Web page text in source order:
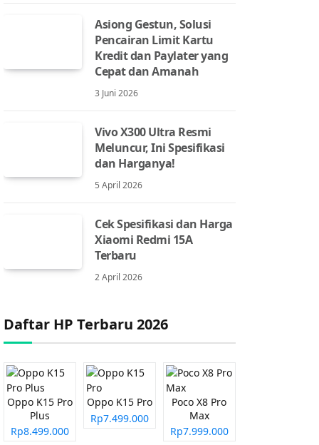
Asiong Gestun, Solusi
Pencairan Limit Kartu
Kredit dan Paylater yang
Cepat dan Amanah
3 Juni 2026
Vivo X300 Ultra Resmi
Meluncur, Ini Spesifikasi
dan Harganya!
5 April 2026
Cek Spesifikasi dan Harga
Xiaomi Redmi 15A
Terbaru
2 April 2026
Daftar HP Terbaru 2026
Oppo K15 Pro
Plus
Rp8.499.000
Oppo K15 Pro
Rp7.499.000
Poco X8 Pro
Max
Rp7.999.000